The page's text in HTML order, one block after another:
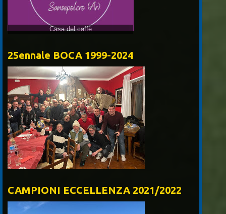
25ennale BOCA 1999-2024
CAMPIONI ECCELLENZA 2021/2022